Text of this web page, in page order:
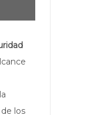
los